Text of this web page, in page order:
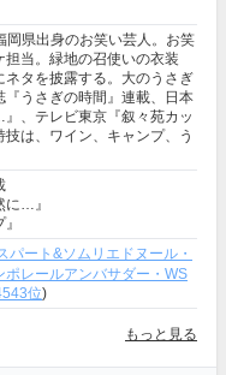
県出身のお笑い芸人。お笑
当。緑地の召使いの衣装
タを披露する。大のうさぎ
うさぎの時間』連載、日本
、テレビ東京『叙々苑カッ
は、ワイン、キャンプ、う
に…』
パート&ソムリエドヌール・
レールアンバサダー・WS
位)
もっと見る